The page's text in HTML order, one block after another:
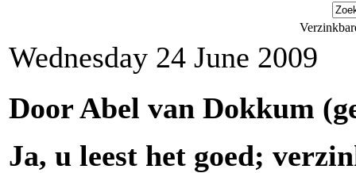
Wednesday 24 June 2009
Door Abel van Dokkum
Ja, u leest het goed;